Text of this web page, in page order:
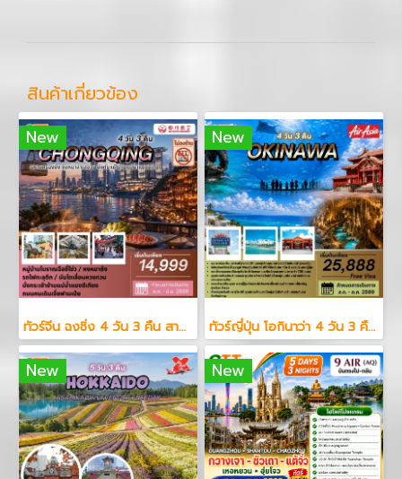
สินค้าเกี่ยวข้อง
New
ทัวร์จีน ฉงชิ่ง 4 วัน 3 คืน สายการบินเสฉวน แอร์ไลน์
New
ทัวร์ญี่ปุ่น โอกินาว่า 4 วัน 3 คืน สายการบินแอร์เอเซีย
New New